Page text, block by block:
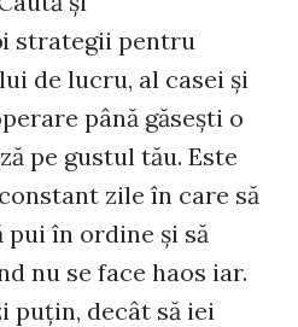
strategii pentru
de lucru, al casei şi
până găseşti o
pe gustul tău. Este
zile în care să
pui în ordine şi să
nu se face haos iar.
puţin, decât să iei